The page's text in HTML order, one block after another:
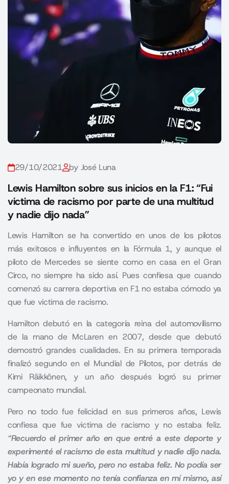
29/10/2021 by José Luna
Lewis Hamilton sobre sus inicios en la F1: “Fui
victima de racismo por parte de una multitud
y nadie dijo nada”
Lewis Hamilton se ha convertido en unos de los pilotos
más exitosos e influyentes en la Fórmula 1, y aunque el
piloto de Mercedes se siente como en casa en el Gran
Circo, no siempre ha sido así. Pues confiesa que cuando
comenzó su carrera deportiva en F1 no estaba cómodo ya
que fue victima de racismo.
Hamilton debutó en la categoría reina del automovilismo
de la mano de McLaren en 2007, desde que debutó
demostró grandes cualidades. En su primera temporada
finalizó segundo en el Mundial de Pilotos, por detrás de
Kimi Räikkönen, y un año después logró su primer
campeonato mundial.
Pero no todo fue felicidad en sus primeros años, Lewis
confiesa que fue victima de racismo y no estaba feliz.
“Recuerdo el primer año en que entré a este deporte y
experimenté el racismo de esta multitud y nadie dijo nada.
Había logrado mi sueño, pero no estaba feliz. No podía ser
yo y en ese momento no tenía confianza en mí mismo, así